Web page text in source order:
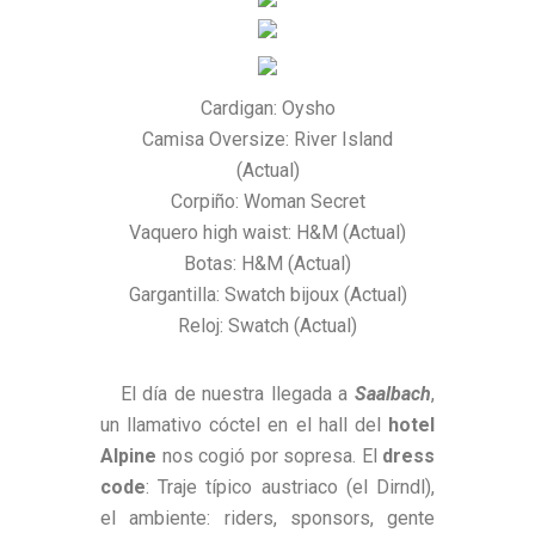
Cardigan: Oysho
Camisa Oversize: River Island
(Actual)
Corpiño: Woman Secret
Vaquero high waist: H&M (Actual)
Botas: H&M (Actual)
Gargantilla: Swatch bijoux (Actual)
Reloj: Swatch (Actual)
El día de nuestra llegada a Saalbach,
un llamativo cóctel en el hall del hotel
Alpine nos cogió por sopresa. El dress
code: Traje típico austriaco (el Dirndl),
el ambiente: riders, sponsors, gente